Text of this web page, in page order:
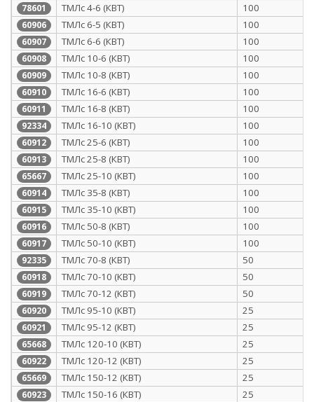
78601 ТМЛс 4-6 (КВТ) 100
60906 ТМЛс 6-5 (КВТ) 100
60907 ТМЛс 6-6 (КВТ) 100
60908 ТМЛс 10-6 (КВТ) 100
60909 ТМЛс 10-8 (КВТ) 100
60910 ТМЛс 16-6 (КВТ) 100
60911 ТМЛс 16-8 (КВТ) 100
92334 ТМЛс 16-10 (КВТ) 100
60912 ТМЛс 25-6 (КВТ) 100
60913 ТМЛс 25-8 (КВТ) 100
65667 ТМЛс 25-10 (КВТ) 100
60914 ТМЛс 35-8 (КВТ) 100
60915 ТМЛс 35-10 (КВТ) 100
60916 ТМЛс 50-8 (КВТ) 100
60917 ТМЛс 50-10 (КВТ) 100
92335 ТМЛс 70-8 (КВТ) 50
60918 ТМЛс 70-10 (КВТ) 50
60919 ТМЛс 70-12 (КВТ) 50
60920 ТМЛс 95-10 (КВТ) 25
60921 ТМЛс 95-12 (КВТ) 25
65668 ТМЛс 120-10 (КВТ) 25
60922 ТМЛс 120-12 (КВТ) 25
65669 ТМЛс 150-12 (КВТ) 25
60923 ТМЛс 150-16 (КВТ) 25